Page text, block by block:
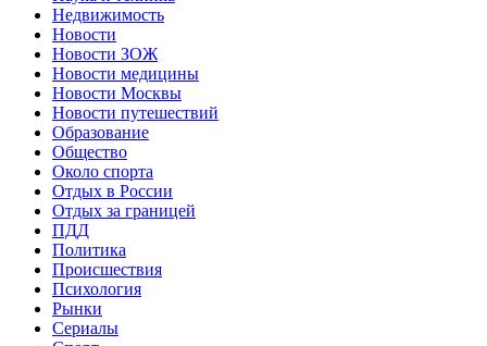
Недвижимость
Новости
Новости ЗОЖ
Новости медицины
Новости Москвы
Новости путешествий
Образование
Общество
Около спорта
Отдых в России
Отдых за границей
ПДД
Политика
Происшествия
Психология
Рынки
Сериалы